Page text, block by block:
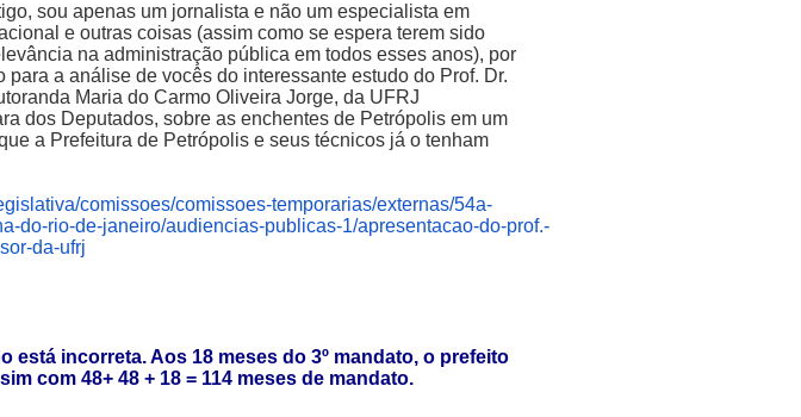
sou apenas um jornalista e não um especialista em
e outras coisas (assim como se espera terem sido
na administração pública em todos esses anos), por
a análise de vocês do interessante estudo do Prof. Dr.
Maria do Carmo Oliveira Jorge, da UFRJ
dos Deputados, sobre as enchentes de Petrópolis em um
a Prefeitura de Petrópolis e seus técnicos já o tenham
comissoes/comissoes-temporarias/externas/54a-
do-rio-de-janeiro/audiencias-publicas-1/apresentacao-do-prof.-
da-ufrj
está incorreta. Aos 18 meses do 3º mandato, o prefeito
com 48+ 48 + 18 = 114 meses de mandato.